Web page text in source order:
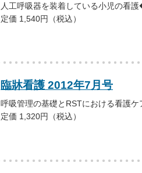
人工呼吸器を装着している小児の看
定価 1,540円（税込）
臨牀看護 2012年7月号
呼吸管理の基礎とRSTにおける看護
定価 1,320円（税込）